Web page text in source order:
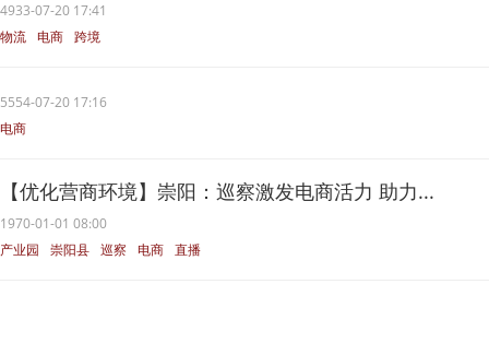
4933-07-20 17:41
物流 电商 跨境
5554-07-20 17:16
电商
【优化营商环境】崇阳：巡察激发电商活力 助力...
1970-01-01 08:00
产业园
崇阳县 巡察 电商 直播